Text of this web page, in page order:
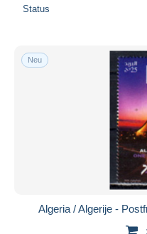
Status
Neu
Algeria / Algerije -